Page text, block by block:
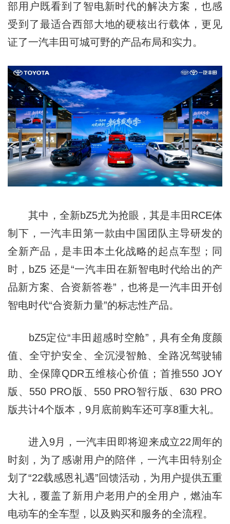
部用户既看到了智电新时代的解决方案，也感
受到了最适合西部大地的硬核出行载体，更见
证了一汽丰田可城可野的产品布局和实力。
其中，全新bZ5尤为抢眼，其是丰田RCE体
制下，一汽丰田第一款由中国团队主导研发的
全新产品，是丰田本土化战略的起点车型；同
时，bZ5 还是“一汽丰田在新智电时代给出的产
品新方案、合资新答卷”，也将是一汽丰田开创
智电时代“合资新力量”的标志性产品。
bZ5定位“丰田超感时空舱”，具有全角度颜
值、全守护安全、全沉浸智舱、全路况驾驶辅
助、全保障QDR五维核心价值；首推550 JOY
版、550 PRO版、550 PRO智行版、630 PRO
版共计4个版本，9月底前购车还可享8重大礼。
进入9月，一汽丰田即将迎来成立22周年的
时刻，为了感谢用户的陪伴，一汽丰田特别企
划了“22载感恩礼遇”回馈活动，为用户提供五重
大礼，覆盖了新用户老用户的全用户，燃油车
电动车的全车型，以及购买和服务的全流程。